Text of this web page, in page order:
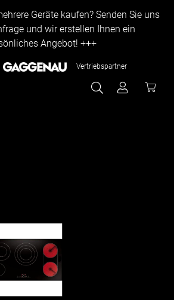
Geräte kaufen? Senden Sie uns
und wir erstellen Ihnen ein
Angebot! +++
Vertriebspartner